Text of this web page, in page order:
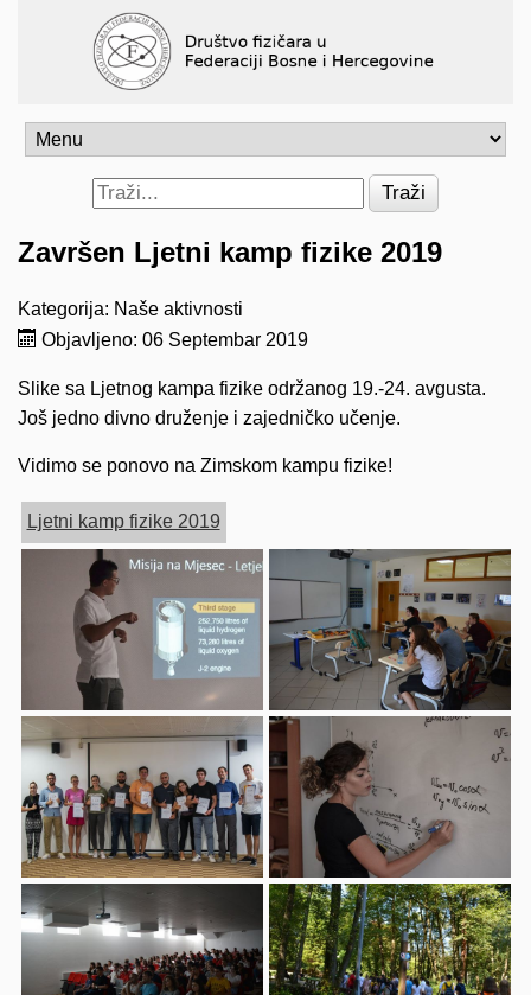
Traži
Završen Ljetni kamp fizike 2019
Kategorija: Naše aktivnosti
Objavljeno: 06 Septembar 2019
Slike sa Ljetnog kampa fizike održanog 19.-24. avgusta.
Još jedno divno druženje i zajedničko učenje.
Vidimo se ponovo na Zimskom kampu fizike!
Ljetni kamp fizike 2019